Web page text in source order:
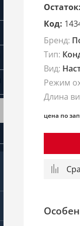
Остаток:
Код:
Бренд:
Тип:
Вид:
Режим
Длина
цена по